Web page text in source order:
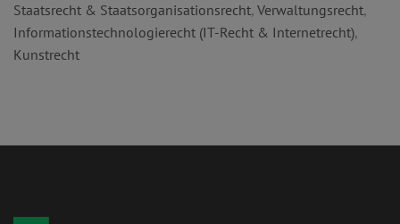
Staatsrecht & Staatsorganisationsrecht, Verwaltungsrecht,
Informationstechnologierecht (IT-Recht & Internetrecht),
Kunstrecht